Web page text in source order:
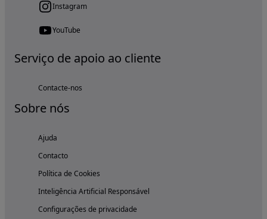
Instagram
YouTube
Serviço de apoio ao cliente
Contacte-nos
Sobre nós
Ajuda
Contacto
Política de Cookies
Inteligência Artificial Responsável
Configurações de privacidade